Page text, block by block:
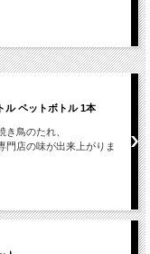
ル ペットボトル 1本
鳥のたれ、
門店の味が出来上がりま